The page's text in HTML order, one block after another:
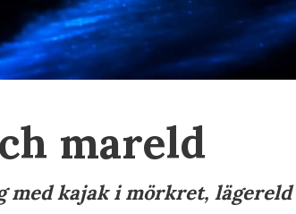
mareld
med kajak i mörkret, lägereld